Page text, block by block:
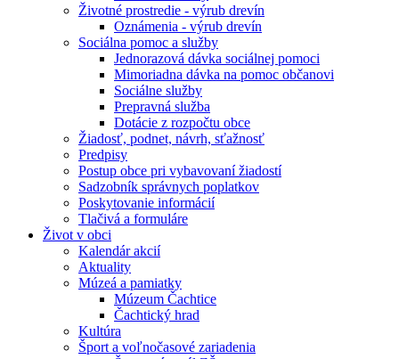
Životné prostredie - výrub drevín
Oznámenia - výrub drevín
Sociálna pomoc a služby
Jednorazová dávka sociálnej pomoci
Mimoriadna dávka na pomoc občanovi
Sociálne služby
Prepravná služba
Dotácie z rozpočtu obce
Žiadosť, podnet, návrh, sťažnosť
Predpisy
Postup obce pri vybavovaní žiadostí
Sadzobník správnych poplatkov
Poskytovanie informácií
Tlačivá a formuláre
Život v obci
Kalendár akcií
Aktuality
Múzeá a pamiatky
Múzeum Čachtice
Čachtický hrad
Kultúra
Šport a voľnočasové zariadenia